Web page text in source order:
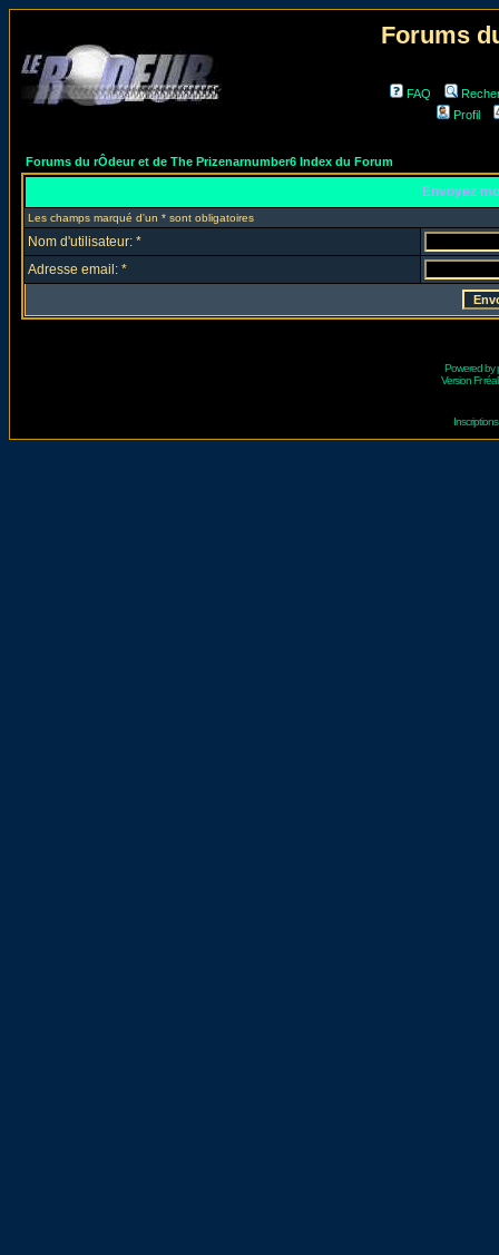
Forums
FAQ
Profil
Forums du rÔdeur et de The Prizenarnumber6 Index du Forum
Envoyez
Les champs marqué d'un * sont obligatoires
Nom d'utilisateur: *
Adresse email: *
Powered by
Version Fr